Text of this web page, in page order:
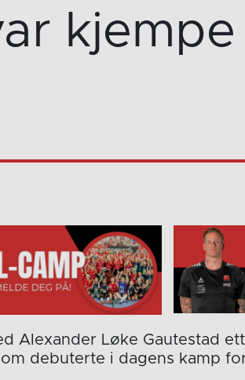
Alexander Løke Gautestad
debuterte i dagens kamp